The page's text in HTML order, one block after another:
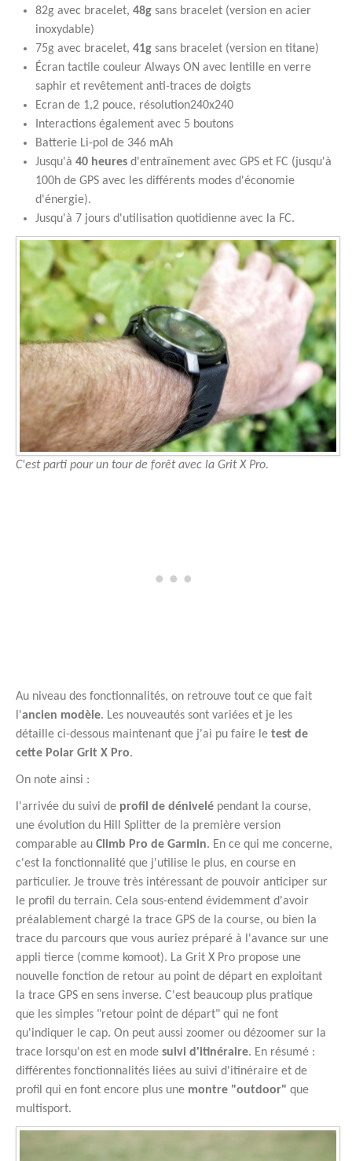
82g avec bracelet, 48g sans bracelet (version en acier
inoxydable)
75g avec bracelet, 41g sans bracelet (version en titane)
Écran tactile couleur Always ON avec lentille en verre
saphir et revêtement anti-traces de doigts
Ecran de 1,2 pouce, résolution240x240
Interactions également avec 5 boutons
Batterie Li-pol de 346 mAh
Jusqu'à 40 heures d'entraînement avec GPS et FC (jusqu'à
100h de GPS avec les différents modes d'économie
d'énergie).
Jusqu'à 7 jours d'utilisation quotidienne avec la FC.
C'est parti pour un tour de forêt avec la Grit X Pro.
Au niveau des fonctionnalités, on retrouve tout ce que fait
l'ancien modèle. Les nouveautés sont variées et je les
détaille ci-dessous maintenant que j'ai pu faire le test de
cette Polar Grit X Pro.
On note ainsi :
l'arrivée du suivi de profil de dénivelé pendant la course,
une évolution du Hill Splitter de la première version
comparable au Climb Pro de Garmin. En ce qui me concerne,
c'est la fonctionnalité que j'utilise le plus, en course en
particulier. Je trouve très intéressant de pouvoir anticiper sur
le profil du terrain. Cela sous-entend évidemment d'avoir
préalablement chargé la trace GPS de la course, ou bien la
trace du parcours que vous auriez préparé à l'avance sur une
appli tierce (comme komoot). La Grit X Pro propose une
nouvelle fonction de retour au point de départ en exploitant
la trace GPS en sens inverse. C'est beaucoup plus pratique
que les simples "retour point de départ" qui ne font
qu'indiquer le cap. On peut aussi zoomer ou dézoomer sur la
trace lorsqu'on est en mode suivi d'itinéraire. En résumé :
différentes fonctionnalités liées au suivi d'itinéraire et de
profil qui en font encore plus une montre "outdoor" que
multisport.